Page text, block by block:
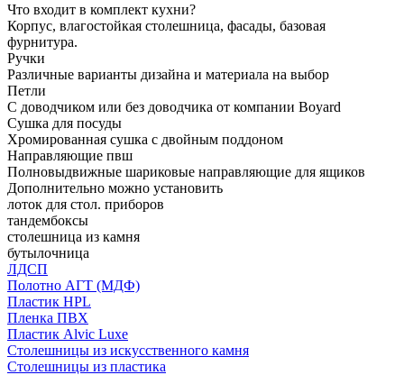
Что входит в комплект кухни?
Корпус, влагостойкая столешница, фасады, базовая
фурнитура.
Ручки
Различные варианты дизайна и материала на выбор
Петли
С доводчиком или без доводчика от компании Boyard
Сушка для посуды
Хромированная сушка с двойным поддоном
Направляющие пвш
Полновыдвижные шариковые направляющие для ящиков
Дополнительно можно установить
лоток для стол. приборов
тандембоксы
столешница из камня
бутылочница
ЛДСП
Полотно АГТ (МДФ)
Пластик HPL
Пленка ПВХ
Пластик Alvic Luxe
Столешницы из искусственного камня
Столешницы из пластика